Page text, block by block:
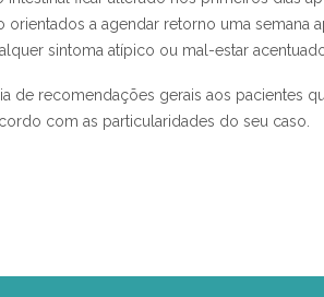
orientados a agendar retorno uma semana
sintoma atípico ou mal-estar
de recomendações gerais aos pacientes
com as particularidades do seu caso.